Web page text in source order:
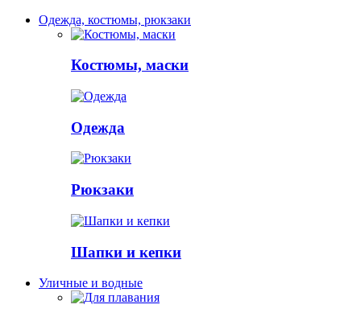
Одежда, костюмы, рюкзаки
Костюмы, маски
Одежда
Рюкзаки
Шапки и кепки
Уличные и водные